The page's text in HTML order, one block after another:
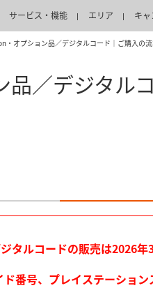
サービス・機能 エリア キ
・オプション品／デジタルコード｜ご購入の
／デジタル
ルコードの販売は2026
番号、プレイステーショ